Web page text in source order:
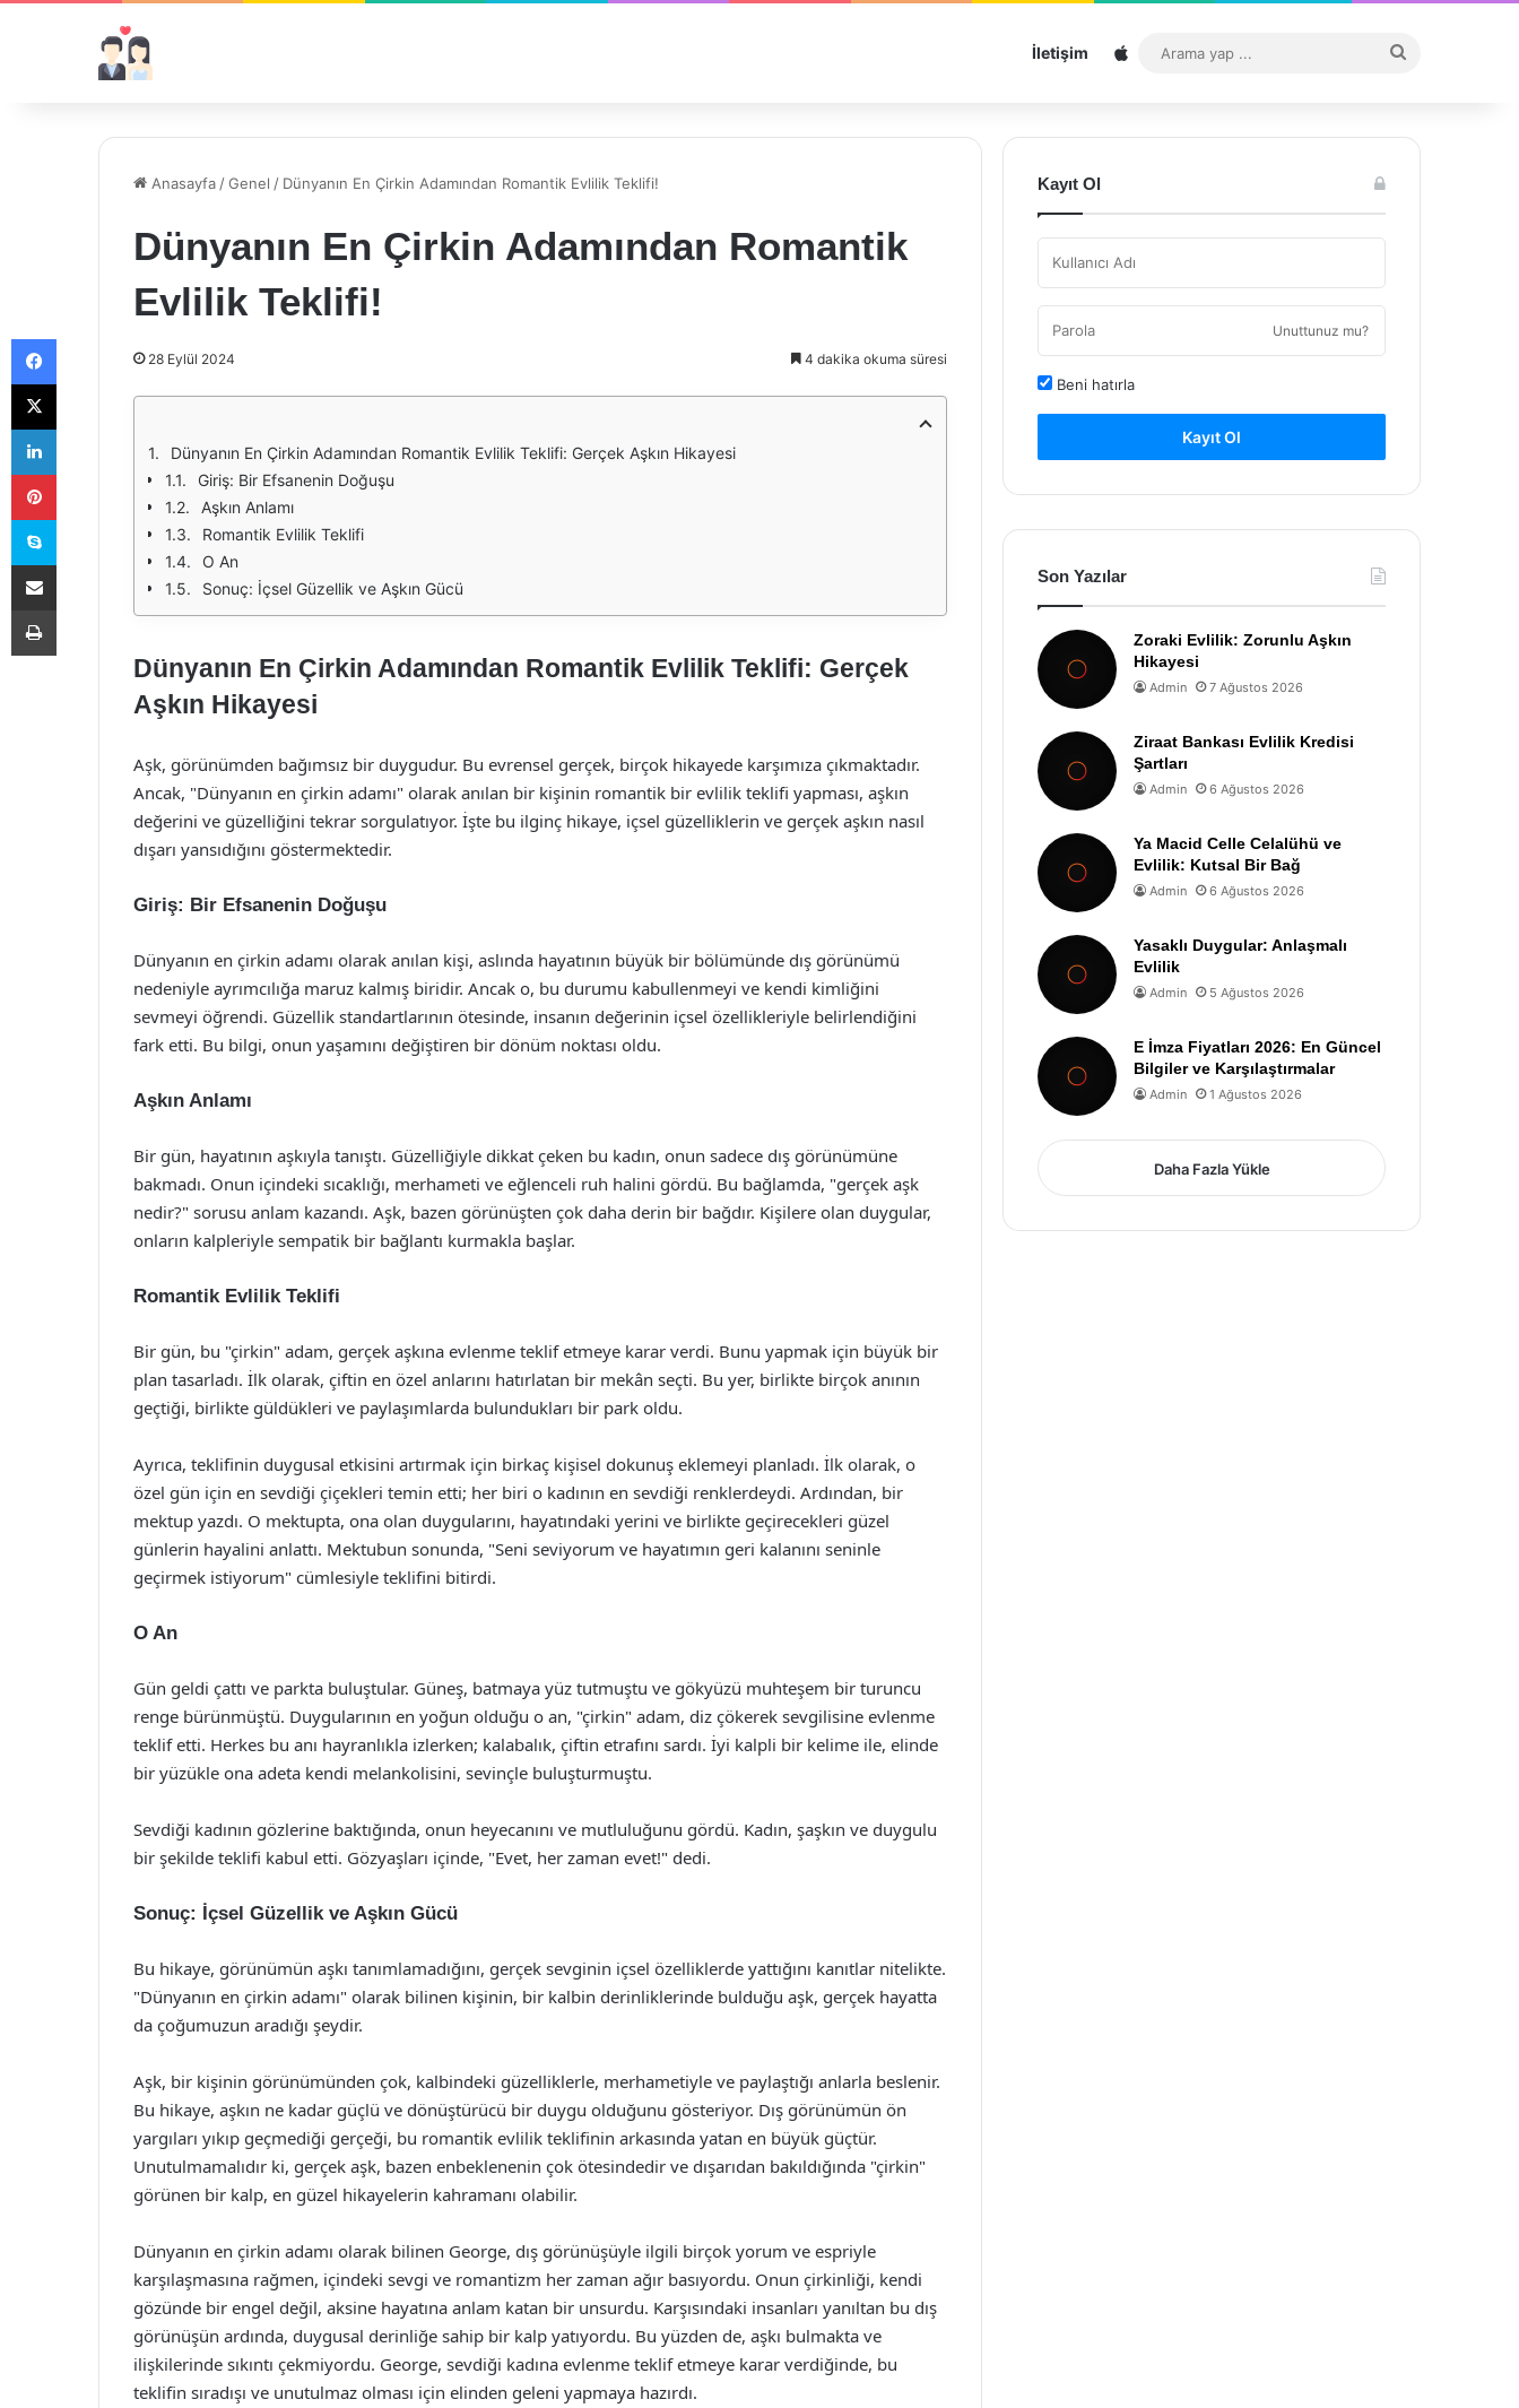
İletişim Sitemap
...
Anasayfa /Genel / Dünyanın En Çirkin Adamından Romantik Evlilik Teklifi!
Dünyanın En Çirkin Adamından Romantik
Evlilik Teklifi!
28 Eylül 2024 4 dakika okuma süresi
Dünyanın En Çirkin Adamından Romantik Evlilik Teklifi: Gerçek Aşkın Hikayesi
Giriş: Bir Efsanenin Doğuşu
Aşkın Anlamı
Romantik Evlilik Teklifi
O An
Sonuç: İçsel Güzellik ve Aşkın Gücü
Dünyanın En Çirkin Adamından Romantik Evlilik Teklifi: Gerçek
Aşkın Hikayesi
Aşk, görünümden bağımsız bir duygudur. Bu evrensel gerçek, birçok hikayede karşımıza çıkmaktadır.
Ancak, "Dünyanın en çirkin adamı" olarak anılan bir kişinin romantik bir evlilik teklifi yapması, aşkın
değerini ve güzelliğini tekrar sorgulatıyor. İşte bu ilginç hikaye, içsel güzelliklerin ve gerçek aşkın nasıl
dışarı yansıdığını göstermektedir.
Giriş: Bir Efsanenin Doğuşu
Dünyanın en çirkin adamı olarak anılan kişi, aslında hayatının büyük bir bölümünde dış görünümü
nedeniyle ayrımcılığa maruz kalmış biridir. Ancak o, bu durumu kabullenmeyi ve kendi kimliğini
sevmeyi öğrendi. Güzellik standartlarının ötesinde, insanın değerinin içsel özellikleriyle belirlendiğini
fark etti. Bu bilgi, onun yaşamını değiştiren bir dönüm noktası oldu.
Aşkın Anlamı
Bir gün, hayatının aşkıyla tanıştı. Güzelliğiyle dikkat çeken bu kadın, onun sadece dış görünümüne
bakmadı. Onun içindeki sıcaklığı, merhameti ve eğlenceli ruh halini gördü. Bu bağlamda, "gerçek aşk
nedir?" sorusu anlam kazandı. Aşk, bazen görünüşten çok daha derin bir bağdır. Kişilere olan duygular,
onların kalpleriyle sempatik bir bağlantı kurmakla başlar.
Romantik Evlilik Teklifi
Bir gün, bu "çirkin" adam, gerçek aşkına evlenme teklif etmeye karar verdi. Bunu yapmak için büyük bir
plan tasarladı. İlk olarak, çiftin en özel anlarını hatırlatan bir mekân seçti. Bu yer, birlikte birçok anının
geçtiği, birlikte güldükleri ve paylaşımlarda bulundukları bir park oldu.
Ayrıca, teklifinin duygusal etkisini artırmak için birkaç kişisel dokunuş eklemeyi planladı. İlk olarak, o
özel gün için en sevdiği çiçekleri temin etti; her biri o kadının en sevdiği renklerdeydi. Ardından, bir
mektup yazdı. O mektupta, ona olan duygularını, hayatındaki yerini ve birlikte geçirecekleri güzel
günlerin hayalini anlattı. Mektubun sonunda, "Seni seviyorum ve hayatımın geri kalanını seninle
geçirmek istiyorum" cümlesiyle teklifini bitirdi.
O An
Gün geldi çattı ve parkta buluştular. Güneş, batmaya yüz tutmuştu ve gökyüzü muhteşem bir turuncu
renge bürünmüştü. Duygularının en yoğun olduğu o an, "çirkin" adam, diz çökerek sevgilisine evlenme
teklif etti. Herkes bu anı hayranlıkla izlerken; kalabalık, çiftin etrafını sardı. İyi kalpli bir kelime ile, elinde
bir yüzükle ona adeta kendi melankolisini, sevinçle buluşturmuştu.
Sevdiği kadının gözlerine baktığında, onun heyecanını ve mutluluğunu gördü. Kadın, şaşkın ve duygulu
bir şekilde teklifi kabul etti. Gözyaşları içinde, "Evet, her zaman evet!" dedi.
Sonuç: İçsel Güzellik ve Aşkın Gücü
Bu hikaye, görünümün aşkı tanımlamadığını, gerçek sevginin içsel özelliklerde yattığını kanıtlar nitelikte.
"Dünyanın en çirkin adamı" olarak bilinen kişinin, bir kalbin derinliklerinde bulduğu aşk, gerçek hayatta
da çoğumuzun aradığı şeydir.
Aşk, bir kişinin görünümünden çok, kalbindeki güzelliklerle, merhametiyle ve paylaştığı anlarla beslenir.
Bu hikaye, aşkın ne kadar güçlü ve dönüştürücü bir duygu olduğunu gösteriyor. Dış görünümün ön
yargıları yıkıp geçmediği gerçeği, bu romantik evlilik teklifinin arkasında yatan en büyük güçtür.
Unutulmamalıdır ki, gerçek aşk, bazen enbeklenenin çok ötesindedir ve dışarıdan bakıldığında "çirkin"
görünen bir kalp, en güzel hikayelerin kahramanı olabilir.
Dünyanın en çirkin adamı olarak bilinen George, dış görünüşüyle ilgili birçok yorum ve espriyle
karşılaşmasına rağmen, içindeki sevgi ve romantizm her zaman ağır basıyordu. Onun çirkinliği, kendi
gözünde bir engel değil, aksine hayatına anlam katan bir unsurdu. Karşısındaki insanları yanıltan bu dış
görünüşün ardında, duygusal derinliğe sahip bir kalp yatıyordu. Bu yüzden de, aşkı bulmakta ve
ilişkilerinde sıkıntı çekmiyordu. George, sevdiği kadına evlenme teklif etmeye karar verdiğinde, bu
teklifin sıradışı ve unutulmaz olması için elinden geleni yapmaya hazırdı.
Kayıt Ol
Unuttunuz mu?
Beni hatırla
Kayıt Ol
Son Yazılar
Zoraki Evlilik: Zorunlu Aşkın
Hikayesi
Admin 7 Ağustos 2026
Ziraat Bankası Evlilik Kredisi
Şartları
Admin 6 Ağustos 2026
Ya Macid Celle Celalühü ve
Evlilik: Kutsal Bir Bağ
Admin 6 Ağustos 2026
Yasaklı Duygular: Anlaşmalı
Evlilik
Admin 5 Ağustos 2026
E İmza Fiyatları 2026: En Güncel
Bilgiler ve Karşılaştırmalar
Admin 1 Ağustos 2026
Daha Fazla Yükle
Facebook
X
LinkedIn
Pinterest
Skype
E-Posta ile paylaş